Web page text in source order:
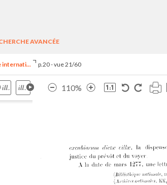
AVANCÉE
internati... p.20 - vue 21/60
110%